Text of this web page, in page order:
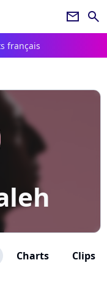
newsletter search
français
Charts Clips